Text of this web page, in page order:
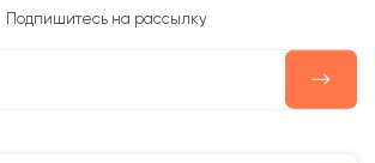
Подпишитесь на рассылку